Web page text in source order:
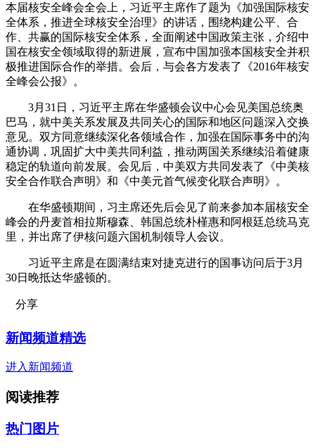
本届核安全峰会全会上，习近平主席作了题为《加强国际核安
全体系，推进全球核安全治理》的讲话，围绕构建公平、合
作、共赢的国际核安全体系，全面阐述中国政策主张，介绍中
国在核安全领域取得的新进展，宣布中国加强本国核安全并积
极推进国际合作的举措。会后，与会各方发表了《2016年核安
全峰会公报》。
3月31日，习近平主席在华盛顿会议中心会见美国总统奥
巴马，就中美关系发展及共同关心的国际和地区问题深入交换
意见。双方同意继续深化各领域合作，加强在国际事务中的沟
通协调，巩固扩大中美共同利益，推动两国关系继续沿着健康
稳定的轨道向前发展。会见后，中美双方共同发表了《中美核
安全合作联合声明》和《中美元首气候变化联合声明》。
在华盛顿期间，习主席还先后会见了前来参加本届核安全
峰会的丹麦首相拉斯穆森、韩国总统朴槿惠和阿根廷总统马克
里，并出席了伊核问题六国机制领导人会议。
习近平主席是在圆满结束对捷克进行的国事访问后于3月
30日晚抵达华盛顿的。
分享
新闻频道精选
进入新闻频道
阅读推荐
热门图片